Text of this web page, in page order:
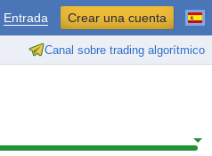
Canal sobre trading algorítmico
Entrada Crear una cuenta